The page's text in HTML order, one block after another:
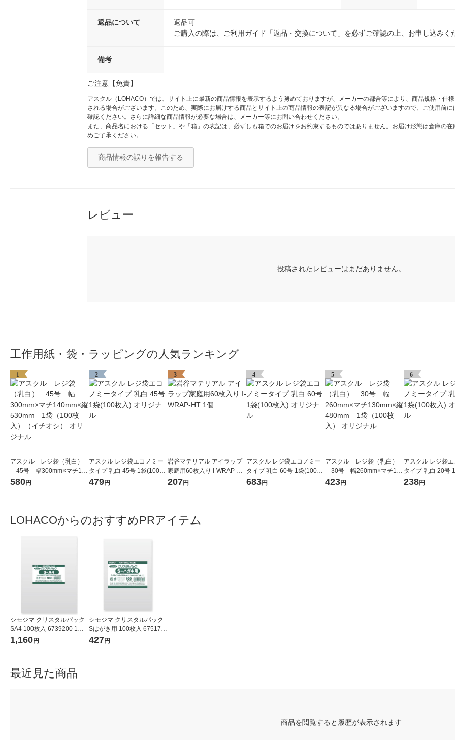
返品について
返品可
ご購入の際は、ご利用ガイド「返品・交換について」を必ずご確認の上、お申し込みく
備考
ご注意【免責】
アスクル（LOHACO）では、サイト上に最新の商品情報を表示するよう努めておりますが、メーカーの都合等により、商品規格・仕
される場合がございます。このため、実際にお届けする商品とサイト上の商品情報の表記が異なる場合がございますので、ご使用前
確認ください。さらに詳細な商品情報が必要な場合は、メーカー等にお問い合わせください。
また、商品名における「セット」や「箱」の表記は、必ずしも箱でのお届けをお約束するものではありません。お届け形態は倉庫の
めご了承ください。
商品情報の誤りを報告する
レビュー
投稿されたレビューはまだありません。
工作用紙・袋・ラッピングの人気ランキング
1
アスクル レジ袋（乳白）
45号 幅300mm×マチ140
mm×縦530mm 1袋（100
580円
2
アスクル レジ袋エコノミー
タイプ 乳白 45号 1袋(100枚
入) オリジナル
479円
3
岩谷マテリアル アイラップ
家庭用60枚入り I-WRAP-HT
1個
207円
4
アスクル レジ袋エコノミー
タイプ 乳白 60号 1袋(100枚
入) オリジナル
683円
5
アスクル レジ袋（乳白）
30号 幅260mm×マチ130
mm×縦480mm 1袋（100
423円
6
アスクル レジ袋
タイプ 乳白 20号
入) オリジナル
238円
LOHACOからのおすすめPRアイテム
シモジマ クリスタルパック
SA4 100枚入 6739200 1袋
(100枚入)
1,160円
シモジマ クリスタルパック
Sはがき用 100枚入 675170
0 1袋(100枚入)
427円
最近見た商品
商品を閲覧すると履歴が表示されます